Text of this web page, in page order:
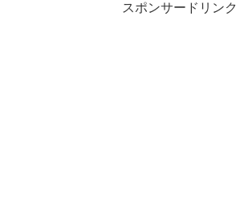
スポンサードリンク